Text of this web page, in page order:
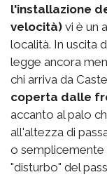
l'installazione
velocità) vi è un
località. In uscita
legge ancora
chi arriva da
coperta dalle
accanto al palo
all'altezza di
o semplicemente
"disturbo" del